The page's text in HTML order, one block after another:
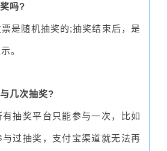
吗?
是随机抽奖的;抽奖结束后，是
。
几次抽奖?
抽奖平台只能参与一次，比如
过抽奖，支付宝渠道就无法再